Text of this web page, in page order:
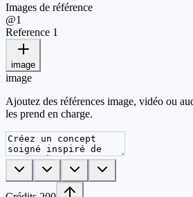
Images de référence
@1
Reference 1
image
image
Ajoutez des références image, vidéo ou
les prend en charge.